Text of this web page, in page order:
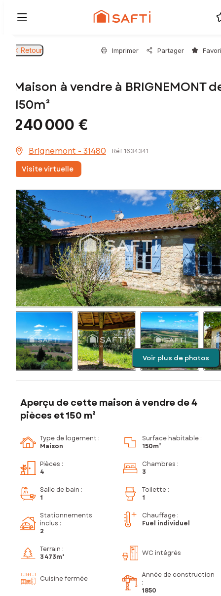
Retour Imprimer Partager
Maison à vendre à BRIGNEMONT
150m²
240 000 €
Brignemont - 31480 Réf 1634341
Visite virtuelle
Voir plus de photos
Aperçu de cette maison à vendre de 4
pièces et 150 m²
Type de logement :
Maison
Surface habitable :
150m²
Pièces :
4
Chambres :
3
Salle de bain :
1
Toilette :
1
Stationnements
inclus :
2
Chauffage :
Fuel individuel
Terrain :
3 473m²
WC intégrés
Cuisine fermée
Année de construction
:
1850